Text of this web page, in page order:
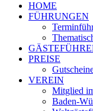
HOME
FÜHRUNGEN
PREISE
VEREIN
Mitglied
Baden-